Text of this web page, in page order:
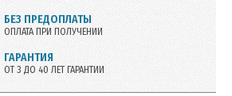
БЕЗ ПРЕДОПЛАТЫ
ОПЛАТА ПРИ ПОЛУЧЕНИИ
ГАРАНТИЯ
ОТ 3 ДО 40 ЛЕТ ГАРАНТИИ